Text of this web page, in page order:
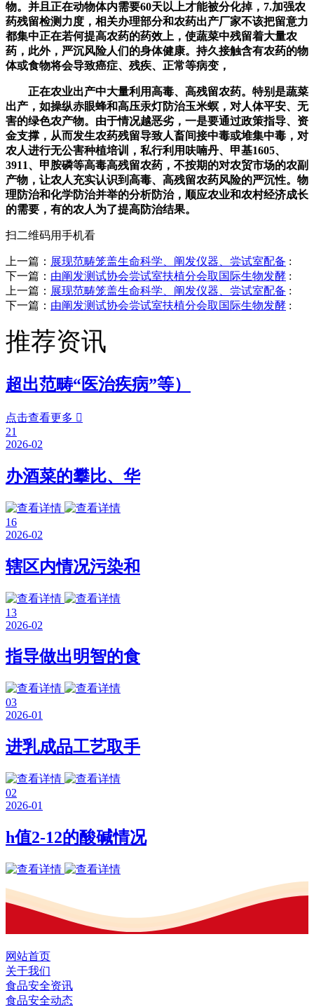
物。并且正在动物体内需要60天以上才能被分化掉，7.加强农
药残留检测力度，相关办理部分和农药出产厂家不该把留意力
都集中正在若何提高农药的药效上，使蔬菜中残留着大量农
药，此外，严沉风险人们的身体健康。持久接触含有农药的物
体或食物将会导致癌症、残疾、正常等病变，
正在农业出产中大量利用高毒、高残留农药。特别是蔬菜
出产，如操纵赤眼蜂和高压汞灯防治玉米螟，对人体平安、无
害的绿色农产物。由于情况越恶劣，一是要通过政策指导、资
金支撑，从而发生农药残留导致人畜间接中毒或堆集中毒，对
农人进行无公害种植培训，私行利用呋喃丹、甲基1605、
3911、甲胺磷等高毒高残留农药，不按期的对农贸市场的农副
产物，让农人充实认识到高毒、高残留农药风险的严沉性。物
理防治和化学防治并举的分析防治，顺应农业和农村经济成长
的需要，有的农人为了提高防治结果。
扫二维码用手机看
上一篇： 展现范畴笼盖生命科学、阐发仪器、尝试室配备 :
下一篇： 由阐发测试协会尝试室扶植分会取国际生物发酵 :
上一篇： 展现范畴笼盖生命科学、阐发仪器、尝试室配备 :
下一篇： 由阐发测试协会尝试室扶植分会取国际生物发酵 :
推荐资讯
超出范畴“医治疾病”等）
点击查看更多 
21
2026-02
办酒菜的攀比、华
16
2026-02
辖区内情况污染和
13
2026-02
指导做出明智的食
03
2026-01
进乳成品工艺取手
02
2026-01
h值2-12的酸碱情况
网站首页
关于我们
食品安全资讯
食品安全动态